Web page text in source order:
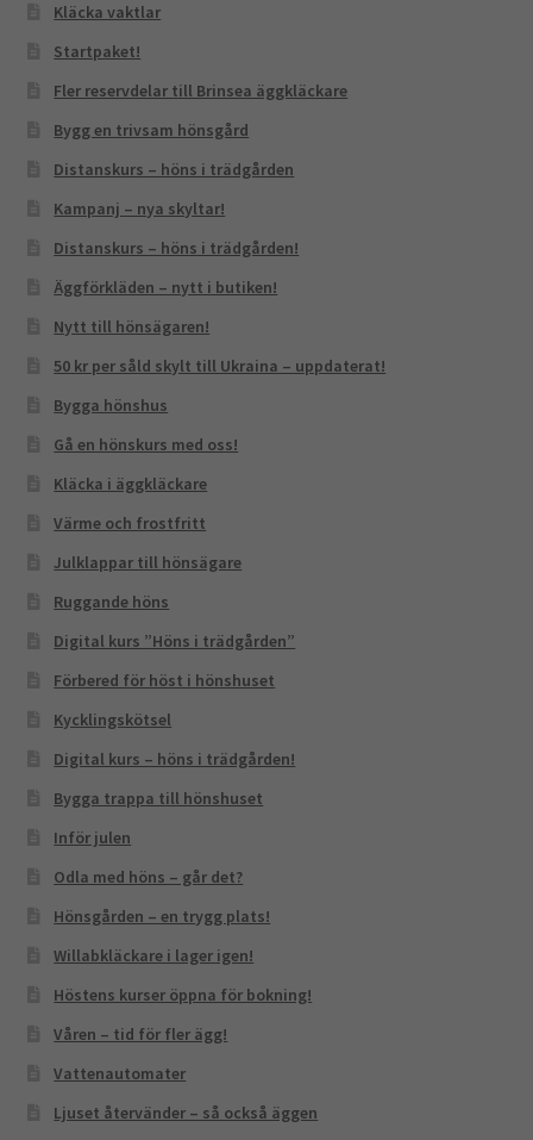
Kläcka vaktlar
Startpaket!
Fler reservdelar till Brinsea äggkläckare
Bygg en trivsam hönsgård
Distanskurs – höns i trädgården
Kampanj – nya skyltar!
Distanskurs – höns i trädgården!
Äggförkläden – nytt i butiken!
Nytt till hönsägaren!
50 kr per såld skylt till Ukraina – uppdaterat!
Bygga hönshus
Gå en hönskurs med oss!
Kläcka i äggkläckare
Värme och frostfritt
Julklappar till hönsägare
Ruggande höns
Digital kurs ”Höns i trädgården”
Förbered för höst i hönshuset
Kycklingskötsel
Digital kurs – höns i trädgården!
Bygga trappa till hönshuset
Inför julen
Odla med höns – går det?
Hönsgården – en trygg plats!
Willabkläckare i lager igen!
Höstens kurser öppna för bokning!
Våren – tid för fler ägg!
Vattenautomater
Ljuset återvänder – så också äggen